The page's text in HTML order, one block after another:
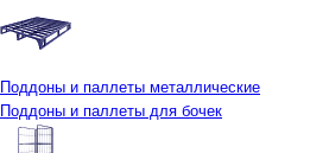
Поддоны и паллеты металлические
Поддоны и паллеты для бочек